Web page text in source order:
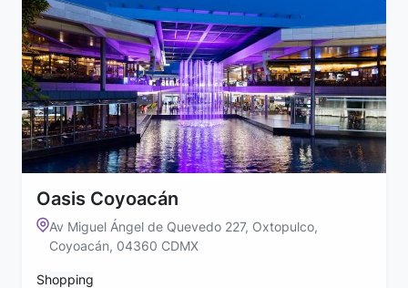
Oasis Coyoacán
Av Miguel Ángel de Quevedo 227, Oxtopulco,
Coyoacán, 04360 CDMX
Shopping